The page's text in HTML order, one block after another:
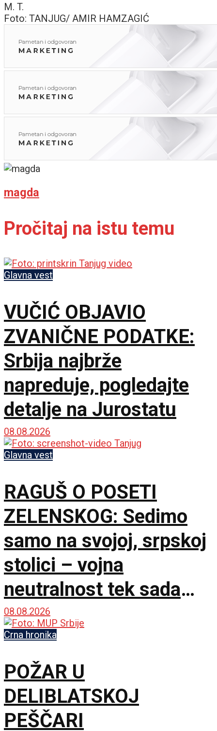
M. T.
Foto: TANJUG/ AMIR HAMZAGIĆ
magda
Pročitaj na istu temu
Glavna vest
VUČIĆ OBJAVIO
ZVANIČNE PODATKE:
Srbija najbrže
napreduje, pogledajte
detalje na Jurostatu
08.08.2026
Glavna vest
RAGUŠ O POSETI
ZELENSKOG: Sedimo
samo na svojoj, srpskoj
stolici – vojna
neutralnost tek sada
dobija na značaju
08.08.2026
Crna hronika
POŽAR U
DELIBLATSKOJ
PEŠČARI